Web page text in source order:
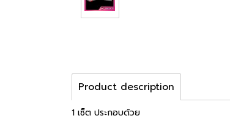
Product description
1 เซ็ต ประกอบด้วย